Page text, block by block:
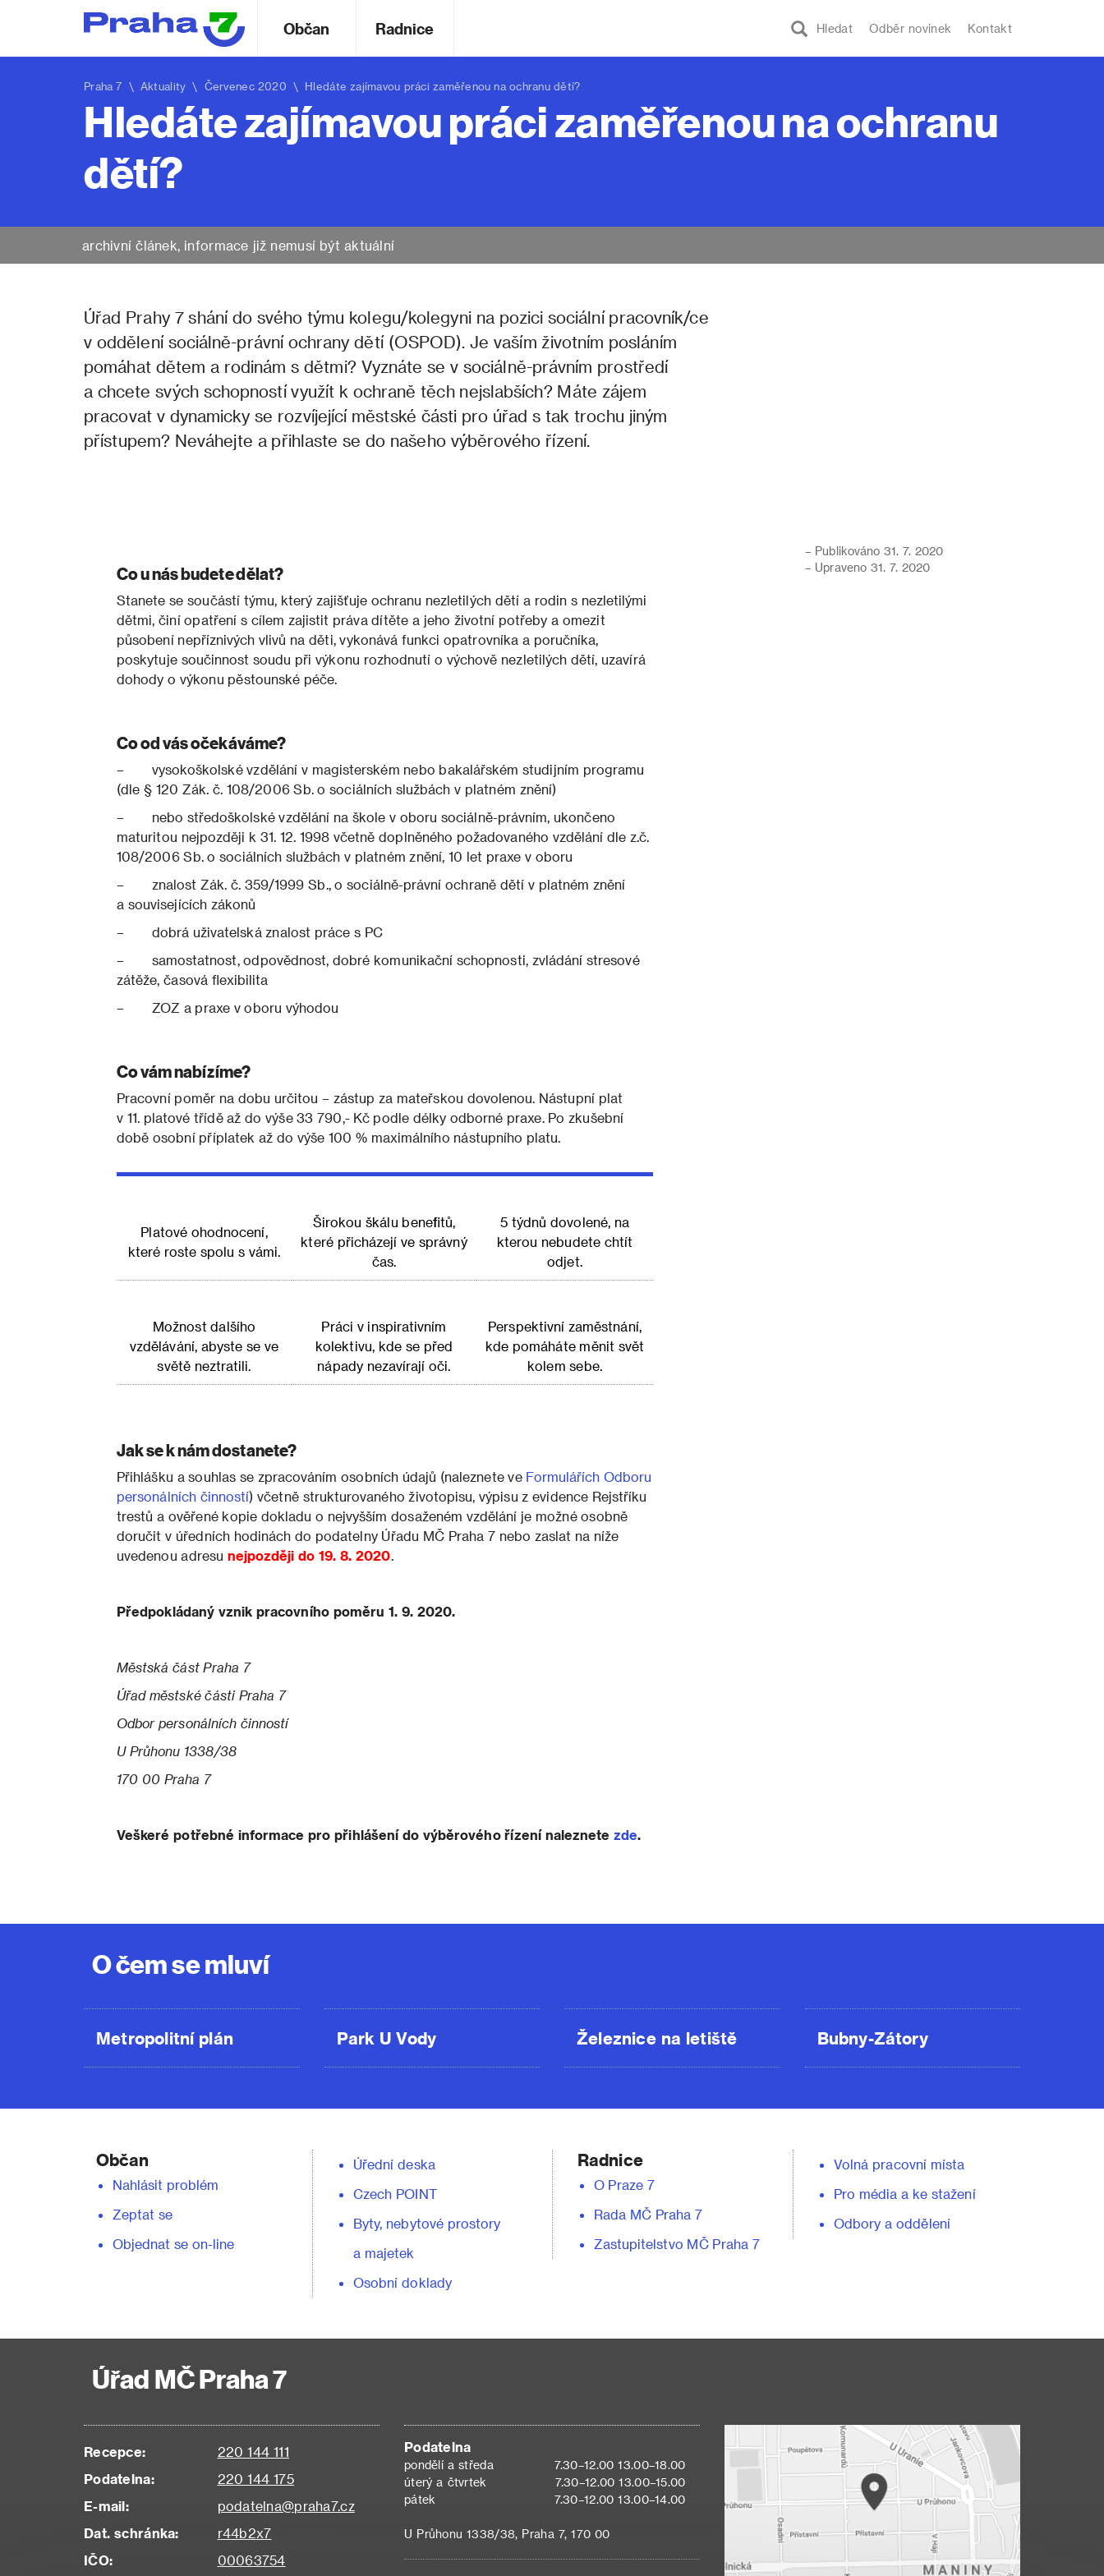
Hledat Odběr novinek Kontakt
Občan Radnice
Praha 7 \ Aktuality \ Červenec 2020 \ Hledáte zajímavou práci zaměřenou na ochranu dětí?
Hledáte zajímavou práci zaměřenou na ochranu
dětí?
archivní článek, informace již nemusí být aktuální
Úřad Prahy 7 shání do svého týmu kolegu/kolegyni na pozici sociální pracovník/ce
v oddělení sociálně-právní ochrany dětí (OSPOD). Je vaším životním posláním
pomáhat dětem a rodinám s dětmi? Vyznáte se v sociálně-právním prostředí
a chcete svých schopností využít k ochraně těch nejslabších? Máte zájem
pracovat v dynamicky se rozvíjející městské části pro úřad s tak trochu jiným
přístupem? Neváhejte a přihlaste se do našeho výběrového řízení.
Co u nás budete dělat?
Stanete se součástí týmu, který zajišťuje ochranu nezletilých dětí a rodin s nezletilými
dětmi, činí opatření s cílem zajistit práva dítěte a jeho životní potřeby a omezit
působení nepříznivých vlivů na děti, vykonává funkci opatrovníka a poručníka,
poskytuje součinnost soudu při výkonu rozhodnutí o výchově nezletilých dětí, uzavírá
dohody o výkonu pěstounské péče.
Co od vás očekáváme?
– vysokoškolské vzdělání v magisterském nebo bakalářském studijním programu
(dle § 120 Zák. č. 108/2006 Sb. o sociálních službách v platném znění)
– nebo středoškolské vzdělání na škole v oboru sociálně-právním, ukončeno
maturitou nejpozději k 31. 12. 1998 včetně doplněného požadovaného vzdělání dle z.č.
108/2006 Sb. o sociálních službách v platném znění, 10 let praxe v oboru
– znalost Zák. č. 359/1999 Sb., o sociálně-právní ochraně dětí v platném znění
a souvisejících zákonů
– dobrá uživatelská znalost práce s PC
– samostatnost, odpovědnost, dobré komunikační schopnosti, zvládání stresové
zátěže, časová flexibilita
– ZOZ a praxe v oboru výhodou
Co vám nabízíme?
Pracovní poměr na dobu určitou – zástup za mateřskou dovolenou. Nástupní plat
v 11. platové třídě až do výše 33 790,- Kč podle délky odborné praxe. Po zkušební
době osobní příplatek až do výše 100 % maximálního nástupního platu.
Platové ohodnocení,
které roste spolu s vámi.
Širokou škálu benefitů,
které přicházejí ve správný
čas.
5 týdnů dovolené, na
kterou nebudete chtít
odjet.
Možnost dalšího
vzdělávání, abyste se ve
světě neztratili.
Práci v inspirativním
kolektivu, kde se před
nápady nezavírají oči.
Perspektivní zaměstnání,
kde pomáháte měnit svět
kolem sebe.
Jak se k nám dostanete?
Přihlášku a souhlas se zpracováním osobních údajů (naleznete ve Formulářích Odboru
personálních činností) včetně strukturovaného životopisu, výpisu z evidence Rejstříku
trestů a ověřené kopie dokladu o nejvyšším dosaženém vzdělání je možné osobně
doručit v úředních hodinách do podatelny Úřadu MČ Praha 7 nebo zaslat na níže
uvedenou adresu nejpozději do 19. 8. 2020.
Předpokládaný vznik pracovního poměru 1. 9. 2020.
Městská část Praha 7
Úřad městské části Praha 7
Odbor personálních činností
U Průhonu 1338/38
170 00 Praha 7
Veškeré potřebné informace pro přihlášení do výběrového řízení naleznetezde.
– Publikováno 31. 7. 2020
– Upraveno 31. 7. 2020
O čem se mluví
Metropolitní plán Park U Vody Železnice na letiště Bubny-Zátory
Občan
Nahlásit problém
Zeptat se
Objednat se on-line
Úřední deska
Czech POINT
Byty, nebytové prostory
a majetek
Osobní doklady
Radnice
O Praze 7
Rada MČ Praha 7
Zastupitelstvo MČ Praha 7
Volná pracovní místa
Pro média a ke stažení
Odbory a oddělení
Úřad MČ Praha 7
Recepce:
220 144 111
Podatelna:
220 144 175
E-mail:
podatelna@praha7.cz
Dat. schránka:
r44b2x7
IČO:
00063754
Podatelna
pondělí a středa
7.30–12.00 13.00–18.00
úterý a čtvrtek
7.30–12.00 13.00–15.00
pátek
7.30–12.00 13.00–14.00
U Průhonu 1338/38, Praha 7, 170 00